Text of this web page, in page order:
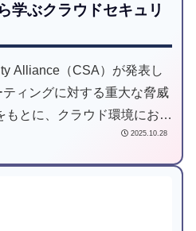
学ぶクラウドセキュリ
Alliance（CSA）が発表し
ィングに対する重大な脅威
もとに、クラウド環境におけ
務で意識すべき対策のヒント
2025.10.28